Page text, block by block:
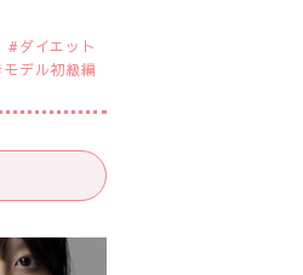
ダイエット
モデル初級編